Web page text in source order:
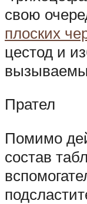
свою
плоских
цестод и
Прател
Помимо
состав